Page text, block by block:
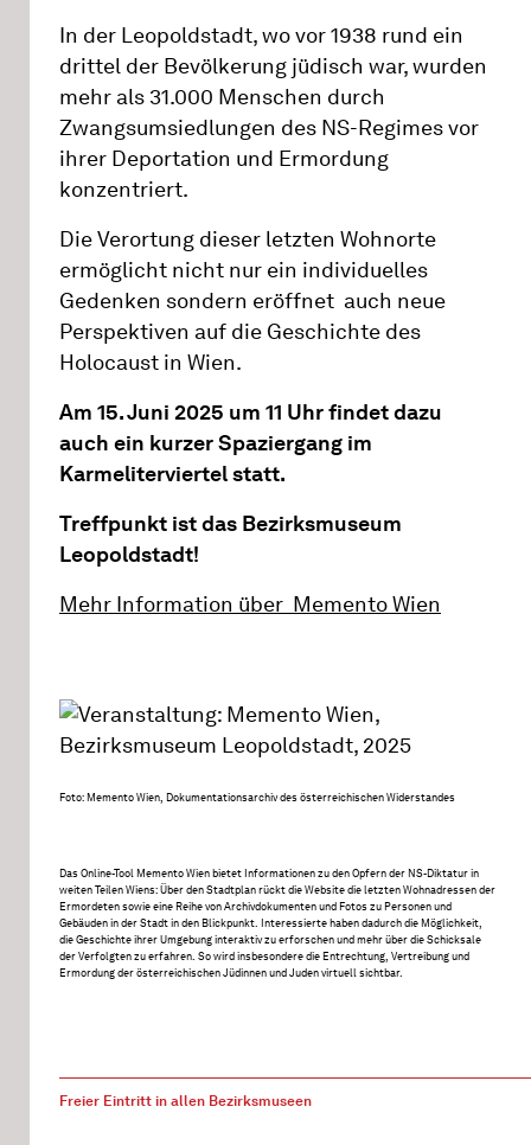
In der Leopoldstadt, wo vor 1938 rund ein
drittel der Bevölkerung jüdisch war, wurden
mehr als 31.000 Menschen durch
Zwangsumsiedlungen des NS-Regimes vor
ihrer Deportation und Ermordung
konzentriert.
Die Verortung dieser letzten Wohnorte
ermöglicht nicht nur ein individuelles
Gedenken sondern eröffnet auch neue
Perspektiven auf die Geschichte des
Holocaust in Wien.
Am 15. Juni 2025 um 11 Uhr findet dazu
auch ein kurzer Spaziergang im
Karmeliterviertel statt.
Treffpunkt ist das Bezirksmuseum
Leopoldstadt!
Mehr Information über Memento Wien
Foto: Memento Wien, Dokumentationsarchiv des österreichischen Widerstandes
Das Online-Tool Memento Wien bietet Informationen zu den Opfern der NS-Diktatur in
weiten Teilen Wiens: Über den Stadtplan rückt die Website die letzten Wohnadressen der
Ermordeten sowie eine Reihe von Archivdokumenten und Fotos zu Personen und
Gebäuden in der Stadt in den Blickpunkt. Interessierte haben dadurch die Möglichkeit,
die Geschichte ihrer Umgebung interaktiv zu erforschen und mehr über die Schicksale
der Verfolgten zu erfahren. So wird insbesondere die Entrechtung, Vertreibung und
Ermordung der österreichischen Jüdinnen und Juden virtuell sichtbar.
Freier Eintritt in allen Bezirksmuseen